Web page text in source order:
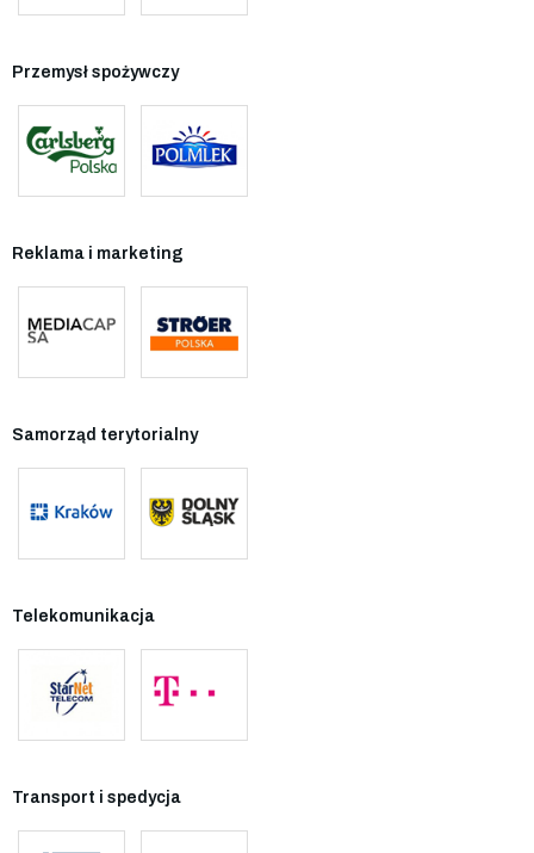
Przemysł spożywczy
Reklama i marketing
Samorząd terytorialny
Telekomunikacja
Transport i spedycja